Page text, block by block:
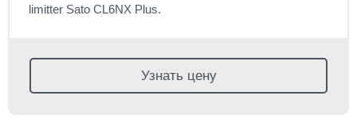
limitter Sato CL6NX Plus.
Узнать цену